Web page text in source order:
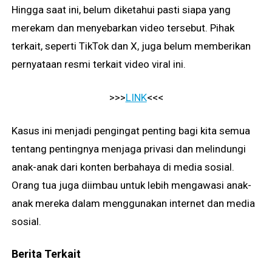
Hingga saat ini, belum diketahui pasti siapa yang
merekam dan menyebarkan video tersebut. Pihak
terkait, seperti TikTok dan X, juga belum memberikan
pernyataan resmi terkait video viral ini.
>>>LINK<<<
Kasus ini menjadi pengingat penting bagi kita semua
tentang pentingnya menjaga privasi dan melindungi
anak-anak dari konten berbahaya di media sosial.
Orang tua juga diimbau untuk lebih mengawasi anak-
anak mereka dalam menggunakan internet dan media
sosial.
Berita Terkait